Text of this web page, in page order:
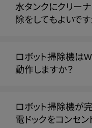
水タンクにクリー
除をしてもよいです
ロボット掃除機は
動作しますか？
ロボット掃除機が
電ドックをコンセ